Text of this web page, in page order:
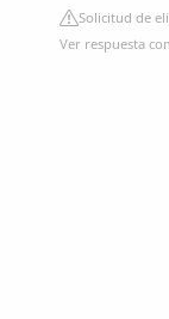
Solicitud de
Ver respuesta